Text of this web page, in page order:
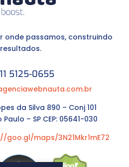
onde passamos, construindo
5125-0655
da Silva 890 – Conj 101
– SP CEP: 05641-030
goo.gl/maps/3N21Mkr1mE72